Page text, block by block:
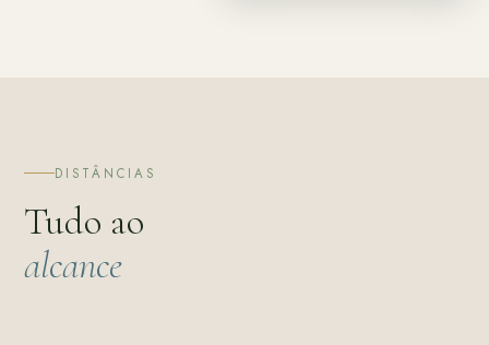
DISTÂNCIAS
Tudo ao
alcance